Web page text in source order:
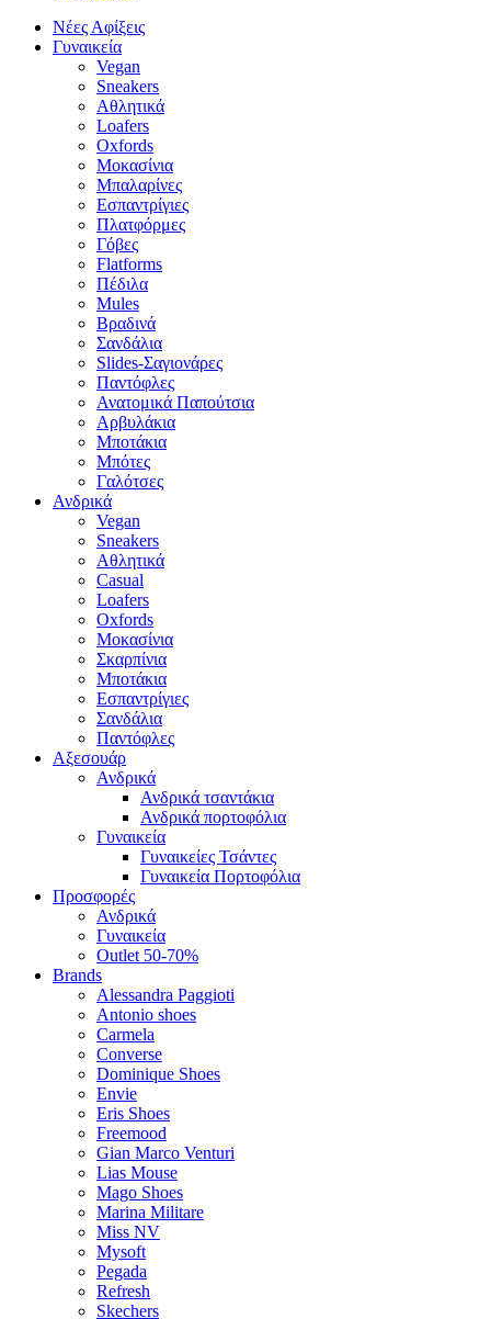
Νέες Αφίξεις
Γυναικεία
Vegan
Sneakers
Αθλητικά
Loafers
Oxfords
Μοκασίνια
Μπαλαρίνες
Εσπαντρίγιες
Πλατφόρμες
Γόβες
Flatforms
Πέδιλα
Mules
Βραδινά
Σανδάλια
Slides-Σαγιονάρες
Παντόφλες
Ανατομικά Παπούτσια
Αρβυλάκια
Μποτάκια
Μπότες
Γαλότσες
Ανδρικά
Vegan
Sneakers
Αθλητικά
Casual
Loafers
Oxfords
Μοκασίνια
Σκαρπίνια
Μποτάκια
Εσπαντρίγιες
Σανδάλια
Παντόφλες
Αξεσουάρ
Ανδρικά
Ανδρικά τσαντάκια
Ανδρικά πορτοφόλια
Γυναικεία
Γυναικείες Τσάντες
Γυναικεία Πορτοφόλια
Προσφορές
Ανδρικά
Γυναικεία
Outlet 50-70%
Brands
Alessandra Paggioti
Antonio shoes
Carmela
Converse
Dominique Shoes
Envie
Eris Shoes
Freemood
Gian Marco Venturi
Lias Mouse
Mago Shoes
Marina Militare
Miss NV
Mysoft
Pegada
Refresh
Skechers